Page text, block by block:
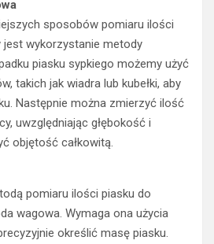
sposobów pomiaru ilości
jest wykorzystanie metody
piasku sypkiego możemy użyć
takich jak wiadra lub kubełki, aby
Następnie można zmierzyć ilość
uwzględniając głębokość i
objętość całkowitą.
pomiaru ilości piasku do
wagowa. Wymaga ona użycia
określić masę piasku.